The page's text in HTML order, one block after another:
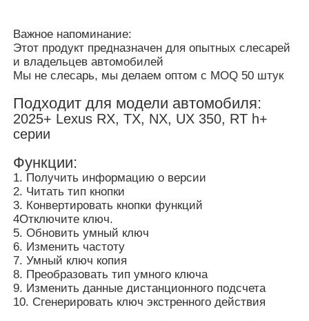
Важное напоминание:
Этот продукт предназначен для опытных слесарей
и владельцев автомобилей
Мы не слесарь, мы делаем оптом с MOQ 50 штук
Подходит для модели автомобиля:
2025+ Lexus RX, TX, NX, UX 350, RT h+
серии
Функции:
1. Получить информацию о версии
2. Читать тип кнопки
3. Конвертировать кнопки функций
4Отключите ключ.
5. Обновить умный ключ
6. Изменить частоту
7. Умный ключ копия
8. Преобразовать тип умного ключа
9. Изменить данные дистанционного подсчета
10. Сгенерировать ключ экстренного действия